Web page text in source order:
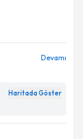
Devamı
Haritada Göster